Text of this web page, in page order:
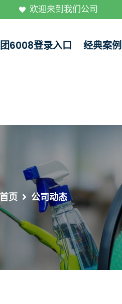
欢迎来到我们公司
6008登录入口 经典案例
首页 公司动态